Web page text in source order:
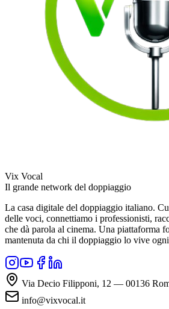
Vix Vocal
Il grande network del doppiaggio
La casa digitale del doppiaggio italiano.
delle voci, connettiamo i professionisti,
che dà parola al cinema. Una piattaforma
mantenuta da chi il doppiaggio lo vive
Via Decio Filipponi, 12 — 00136
info@vixvocal.it